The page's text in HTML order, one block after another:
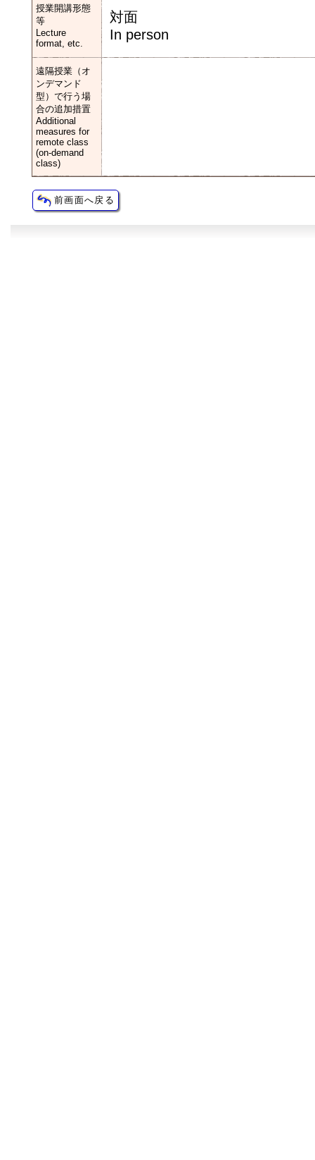
授業開講形態
等
Lecture
format, etc.
対面
In person
遠隔授業（オ
ンデマンド
型）で行う場
合の追加措置
Additional
measures for
remote class
(on-demand
class)